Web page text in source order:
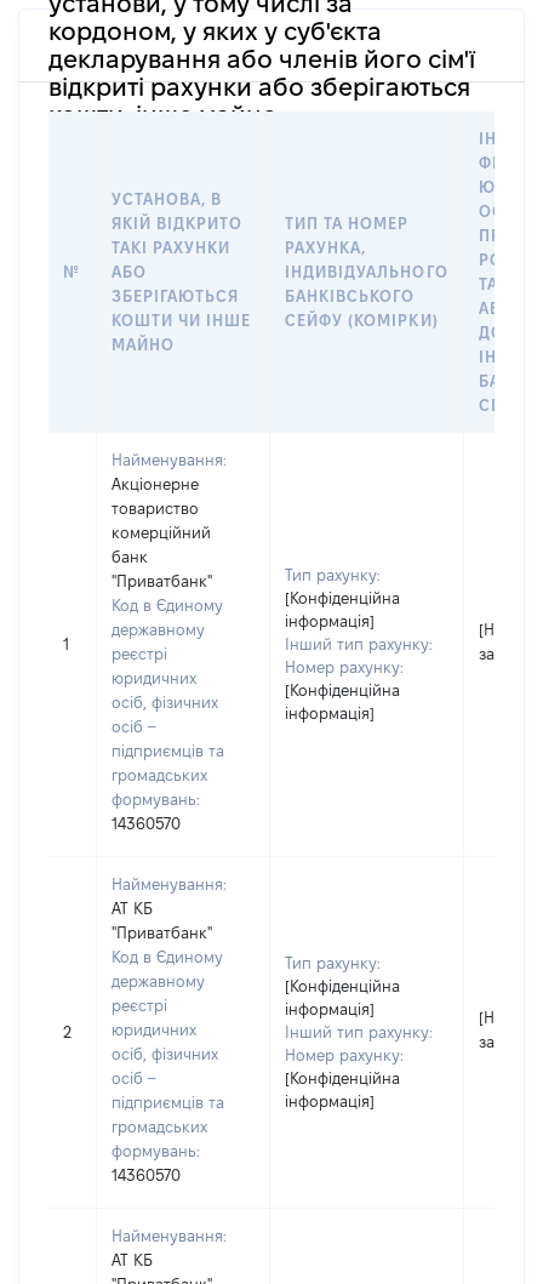
кордоном, у яких у суб'єкта
декларування або членів його сім'ї
відкриті рахунки або зберігаються
кошти, інше майно
№
УСТАНОВА, В
ЯКІЙ ВІДКРИТО
ТАКІ РАХУНКИ
АБО
ЗБЕРІГАЮТЬСЯ
КОШТИ ЧИ ІНШЕ
МАЙНО
ТИП ТА НОМЕР
РАХУНКА,
ІНДИВІДУАЛЬНОГО
БАНКІВСЬКОГО
СЕЙФУ (КОМІРКИ)
ПРАВО
ТАКИМ
АБО
ДО
СЕЙФУ
1
Найменування:
Акціонерне
товариство
комерційний
банк
"Приватбанк"
Код в Єдиному
державному
реєстрі
юридичних
осіб, фізичних
осіб –
підприємців та
громадських
формувань:
14360570
Тип рахунку:
[Конфіденційна
інформація]
Інший тип рахунку:
Номер рахунку:
[Конфіденційна
інформація]
[Не
2
Найменування:
АТ КБ
"Приватбанк"
Код в Єдиному
державному
реєстрі
юридичних
осіб, фізичних
осіб –
підприємців та
громадських
формувань:
14360570
Тип рахунку:
[Конфіденційна
інформація]
Інший тип рахунку:
Номер рахунку:
[Конфіденційна
інформація]
[Не
Найменування:
АТ КБ